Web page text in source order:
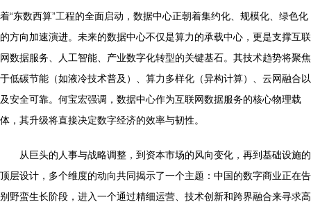
着“东数西算”工程的全面启动，数据中心正朝着集约化、规模化、绿色化
的方向加速演进。未来的数据中心不仅是算力的承载中心，更是支撑互联
网数据服务、人工智能、产业数字化转型的关键基石。其技术趋势将聚焦
于低碳节能（如液冷技术普及）、算力多样化（异构计算）、云网融合以
及安全可靠。何宝宏强调，数据中心作为互联网数据服务的核心物理载
体，其升级将直接决定数字经济的效率与韧性。
从巨头的人事与战略调整，到资本市场的风向变化，再到基础设施的
顶层设计，多个维度的动向共同揭示了一个主题：中国的数字商业正在告
别野蛮生长阶段，进入一个通过精细运营、技术创新和跨界融合来寻求高